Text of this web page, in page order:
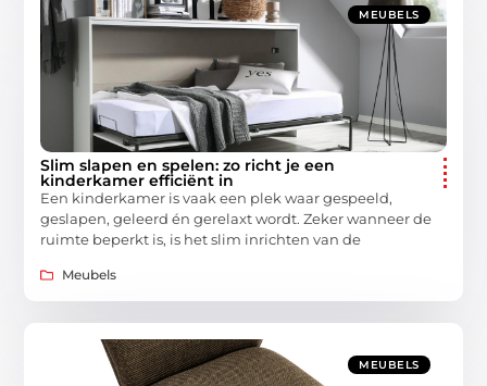
MEUBELS
Slim slapen en spelen: zo richt je een
kinderkamer efficiënt in
Een kinderkamer is vaak een plek waar gespeeld,
geslapen, geleerd én gerelaxt wordt. Zeker wanneer de
ruimte beperkt is, is het slim inrichten van de
Meubels
MEUBELS